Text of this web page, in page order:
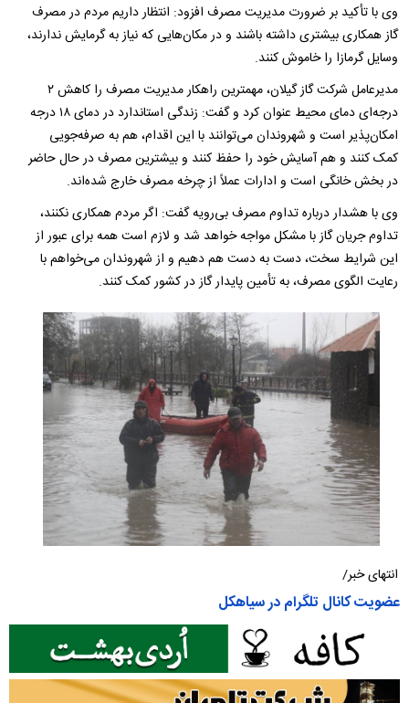
وی با تأکید بر ضرورت مدیریت مصرف افزود: انتظار داریم مردم در مصرف
گاز همکاری بیشتری داشته باشند و در مکان‌هایی که نیاز به گرمایش ندارند،
وسایل گرمازا را خاموش کنند.
مدیرعامل شرکت گاز گیلان،‌ مهمترین راهکار مدیریت مصرف را کاهش ۲
درجه‌ای دمای محیط عنوان کرد و گفت: زندگی استاندارد در دمای ۱۸ درجه
امکان‌پذیر است و شهروندان می‌توانند با این اقدام، هم به صرفه‌جویی
کمک کنند و هم آسایش خود را حفظ کنند و بیشترین مصرف در حال حاضر
در بخش خانگی است و ادارات عملاً از چرخه مصرف خارج شده‌اند.
وی با هشدار درباره تداوم مصرف بی‌رویه گفت: اگر مردم همکاری نکنند،
تداوم جریان گاز با مشکل مواجه خواهد شد و لازم است همه برای عبور از
این شرایط سخت، دست به دست هم دهیم و از شهروندان می‌خواهم با
رعایت الگوی مصرف، به تأمین پایدار گاز در کشور کمک کنند.
انتهای خبر/
عضویت کانال تلگرام در سیاهکل